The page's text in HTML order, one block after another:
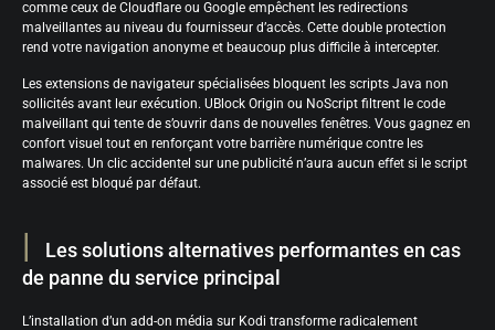
comme ceux de Cloudflare ou Google empêchent les redirections
malveillantes au niveau du fournisseur d’accès. Cette double protection
rend votre navigation anonyme et beaucoup plus difficile à intercepter.
Les extensions de navigateur spécialisées bloquent les scripts Java non
sollicités avant leur exécution. UBlock Origin ou NoScript filtrent le code
malveillant qui tente de s’ouvrir dans de nouvelles fenêtres. Vous gagnez en
confort visuel tout en renforçant votre barrière numérique contre les
malwares. Un clic accidentel sur une publicité n’aura aucun effet si le script
associé est bloqué par défaut.
Les solutions alternatives performantes en cas
de panne du service principal
L’installation d’un add-on média sur Kodi transforme radicalement